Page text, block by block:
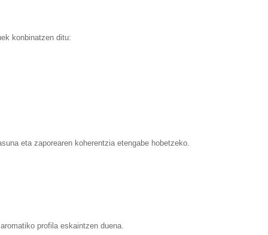
konbinatzen ditu:
eta zaporearen koherentzia etengabe hobetzeko.
profila eskaintzen duena.